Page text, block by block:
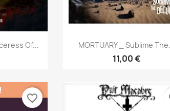
Of... Aperçu rapide
MORTUARY _ Sublime
11,00 €
favorite_border